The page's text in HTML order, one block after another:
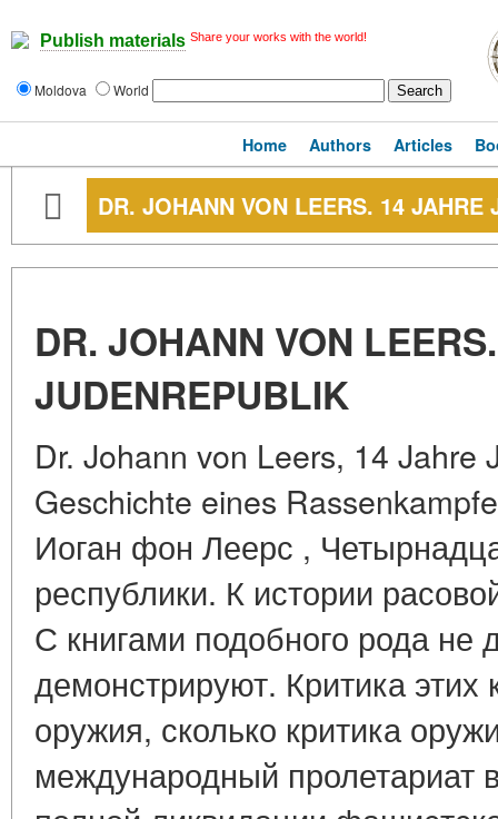
Publish materials Share your works with the world!
Moldova World
Home Authors Articles
DR. JOHANN VON LEERS. 14 JAHRE
DR. JOHANN VON
JUDENREPUBLIK
Dr. Johann von Leers, 14 Jahre
Geschichte eines
Иоган фон Леерс ,
республики. К истории
С книгами подобного рода не
демонстрируют. Критика этих
оружия, сколько критика
международный пролетариат